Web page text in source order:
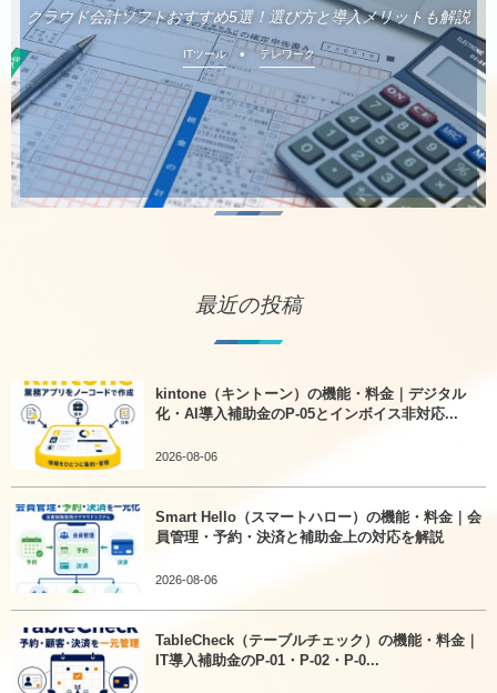
クラウド会計ソフトおすすめ5選！選び方と導入メリットも解説
ITツール テレワーク
最近の投稿
kintone（キントーン）の機能・料金｜デジタル
化・AI導入補助金のP-05とインボイス非対応...
2026-08-06
Smart Hello（スマートハロー）の機能・料金｜会
員管理・予約・決済と補助金上の対応を解説
2026-08-06
TableCheck（テーブルチェック）の機能・料金｜
IT導入補助金のP-01・P-02・P-0...